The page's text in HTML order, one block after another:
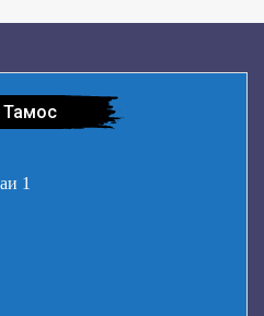
Тамос
1